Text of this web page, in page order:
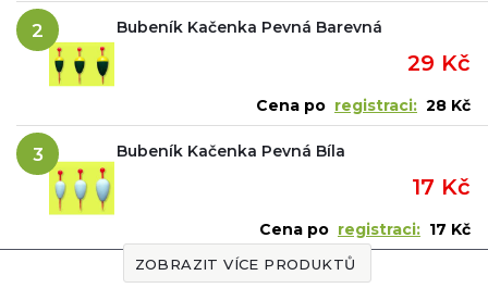
2 Bubeník Kačenka Pevná Barevná
29 Kč
Cena po registraci: 28 Kč
3 Bubeník Kačenka Pevná Bíla
17 Kč
Cena po registraci: 17 Kč
ZOBRAZIT VÍCE PRODUKTŮ